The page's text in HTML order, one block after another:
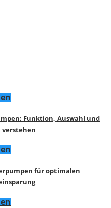
Funktion, Auswahl und
verstehen
für optimalen